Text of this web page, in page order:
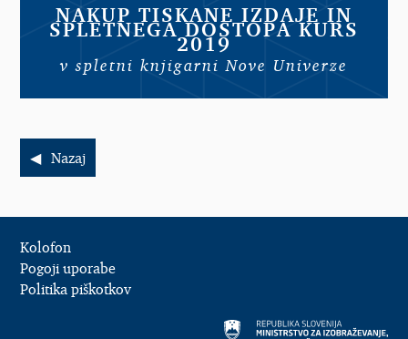
NAKUP TISKANE IZDAJE IN
SPLETNEGA DOSTOPA KURS
2019
v spletni knjigarni Nove Univerze
Nazaj
Kolofon
Pogoji uporabe
Politika piškotkov